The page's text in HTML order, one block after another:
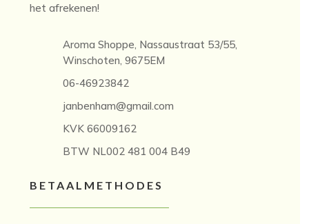
het afrekenen!
Aroma Shoppe, Nassaustraat 53/55,
Winschoten, 9675EM
06-46923842
janbenham@gmail.com
KVK 66009162
BTW NL002 481 004 B49
BETAALMETHODES